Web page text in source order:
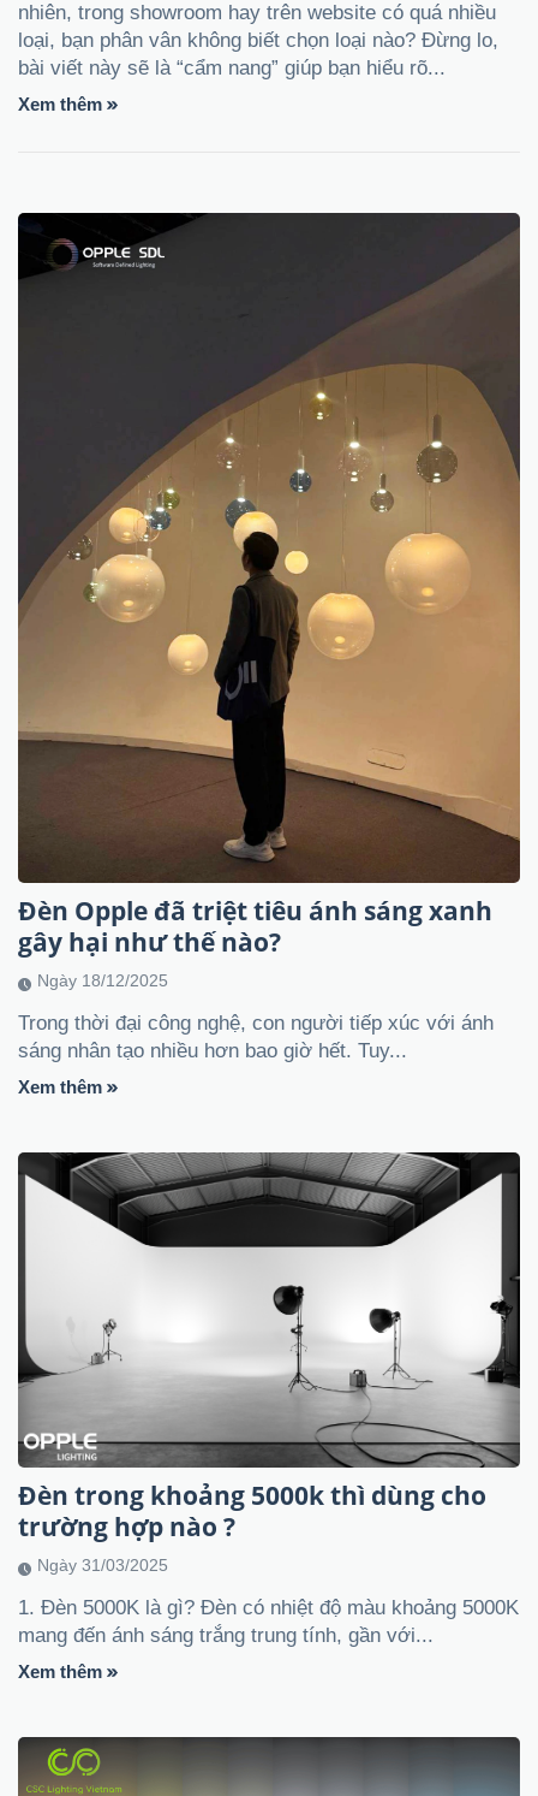
nhiên, trong showroom hay trên website có quá nhiều
loại, bạn phân vân không biết chọn loại nào? Đừng lo,
bài viết này sẽ là “cẩm nang” giúp bạn hiểu rõ...
Xem thêm
Đèn Opple đã triệt tiêu ánh sáng xanh
gây hại như thế nào?
Ngày 18/12/2025
Trong thời đại công nghệ, con người tiếp xúc với ánh
sáng nhân tạo nhiều hơn bao giờ hết. Tuy...
Xem thêm
Đèn trong khoảng 5000k thì dùng cho
trường hợp nào ?
Ngày 31/03/2025
1. Đèn 5000K là gì? Đèn có nhiệt độ màu khoảng 5000K
mang đến ánh sáng trắng trung tính, gần với...
Xem thêm